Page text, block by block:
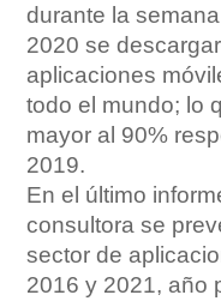
durante la
2020 se
aplicaciones
todo el mundo; lo
mayor al 90%
2019.
En el último
consultora se
sector de
2016 y 2021, año